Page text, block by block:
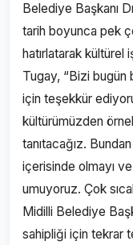
Belediye Başkanı
tarih boyunca pek
hatırlatarak kültürel
Tugay, “Bizi bugün
için teşekkür
kültürümüzden
tanıtacağız.
içerisinde olmayı
umuyoruz. Çok
Midilli Belediye
sahipliği için tekrar